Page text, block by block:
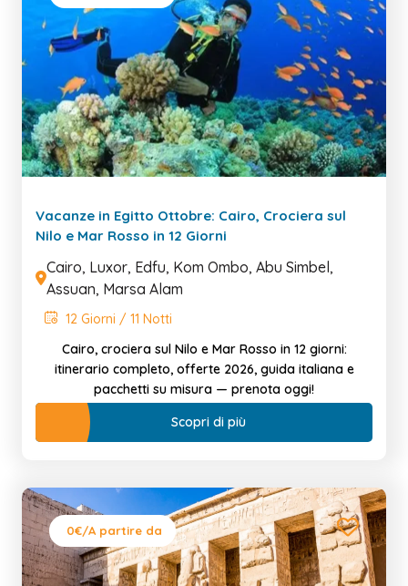
Vacanze in Egitto Ottobre: Cairo, Crociera sul
Nilo e Mar Rosso in 12 Giorni
Cairo, Luxor, Edfu, Kom Ombo, Abu Simbel,
Assuan, Marsa Alam
12 Giorni / 11 Notti
Cairo, crociera sul Nilo e Mar Rosso in 12 giorni:
itinerario completo, offerte 2026, guida italiana e
pacchetti su misura — prenota oggi!
Scopri di più
0€/A partire da